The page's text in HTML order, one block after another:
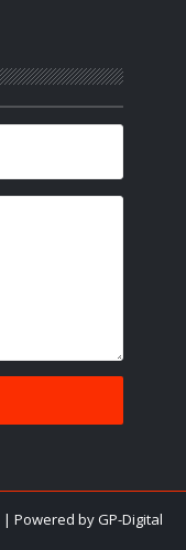
| Powered by GP-Digital